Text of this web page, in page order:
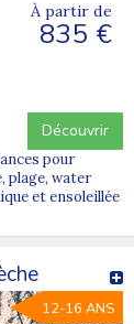
À partir de
835 €
Découvrir
pour
plage, water
et ensoleillée
12-16 ANS